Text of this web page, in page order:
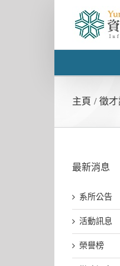
主頁 / 徵才
最新消息
系所公告
活動訊息
榮譽榜